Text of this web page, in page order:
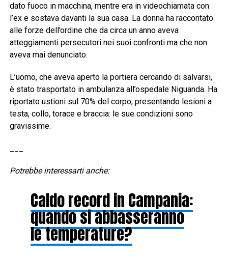
dato fuoco in macchina, mentre era in videochiamata con
l’ex e sostava davanti la sua casa. La donna ha raccontato
alle forze dell’ordine che da circa un anno aveva
atteggiamenti persecutori nei suoi confronti ma che non
aveva mai denunciato.
L’uomo, che aveva aperto la portiera cercando di salvarsi,
è stato trasportato in ambulanza all’ospedale Niguanda. Ha
riportato ustioni sul 70% del corpo, presentando lesioni a
testa, collo, torace e braccia: le sue condizioni sono
gravissime.
Potrebbe interessarti anche:
Caldo record in Campania:
quando si abbasseranno
le temperature?